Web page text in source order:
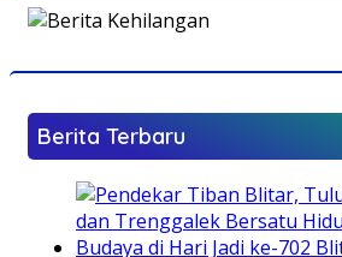
Berita Terbaru